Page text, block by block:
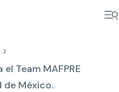
5
Team MAFPRE
de México.